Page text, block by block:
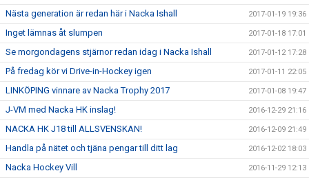
Nästa generation är redan här i Nacka Ishall 2017-01-19 19:36
Inget lämnas åt slumpen 2017-01-18 17:01
Se morgondagens stjärnor redan idag i Nacka Ishall 2017-01-12 17:28
På fredag kör vi Drive-in-Hockey igen 2017-01-11 22:05
LINKÖPING vinnare av Nacka Trophy 2017 2017-01-08 19:47
J-VM med Nacka HK inslag! 2016-12-29 21:16
NACKA HK J18 till ALLSVENSKAN! 2016-12-09 21:49
Handla på nätet och tjäna pengar till ditt lag 2016-12-02 18:03
Nacka Hockey Vill 2016-11-29 12:13